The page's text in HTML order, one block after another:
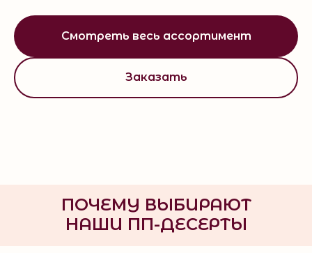
Смотреть весь ассортимент
Заказать
ПОЧЕМУ ВЫБИРАЮТ
НАШИ ПП-ДЕСЕРТЫ